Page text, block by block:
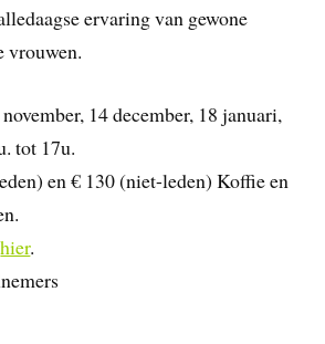
ervaring van gewone
vrouwen.
14 december, 18 januari,
tot 17u.
en € 130 (niet-leden) Koffie en
hier.